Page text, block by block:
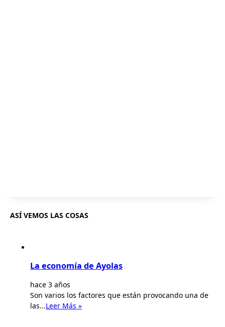
ASÍ VEMOS LAS COSAS
La economía de Ayolas
hace 3 años
Son varios los factores que están provocando una de
las...Leer Más »